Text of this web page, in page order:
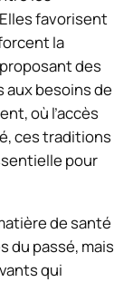
favorisent
la
des
besoins de
où l’accès
ces traditions
pour
de santé
du passé, mais
qui